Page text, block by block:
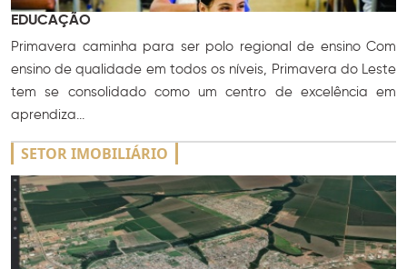
EDUCAÇÃO
Primavera caminha para ser polo regional de ensino Com
ensino de qualidade em todos os níveis, Primavera do Leste
tem se consolidado como um centro de excelência em
aprendiza...
SETOR IMOBILIÁRIO